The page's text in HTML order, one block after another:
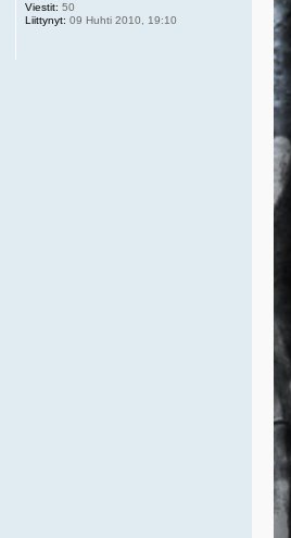
Viestit: 50
Liittynyt: 09 Huhti 2010, 19:10